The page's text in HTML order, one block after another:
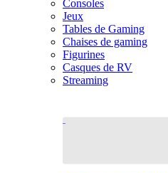
Consoles
Jeux
Tables de Gaming
Chaises de gaming
Figurines
Casques de RV
Streaming